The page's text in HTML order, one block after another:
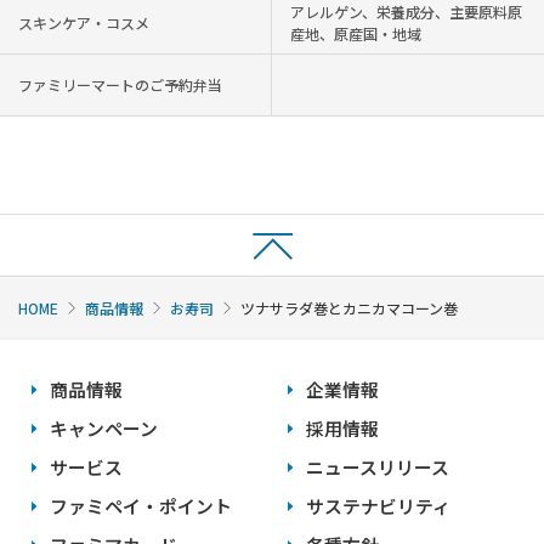
スキンケア・コスメ
アレルゲン、栄養成分、主要原料原
産地、原産国・地域
ファミリーマートのご予約弁当
HOME 商品情報 お寿司 ツナサラダ巻とカニカマコーン巻
商品情報
キャンペーン
サービス
ファミペイ・ポイント
企業情報
採用情報
ニュースリリース
サステナビリティ